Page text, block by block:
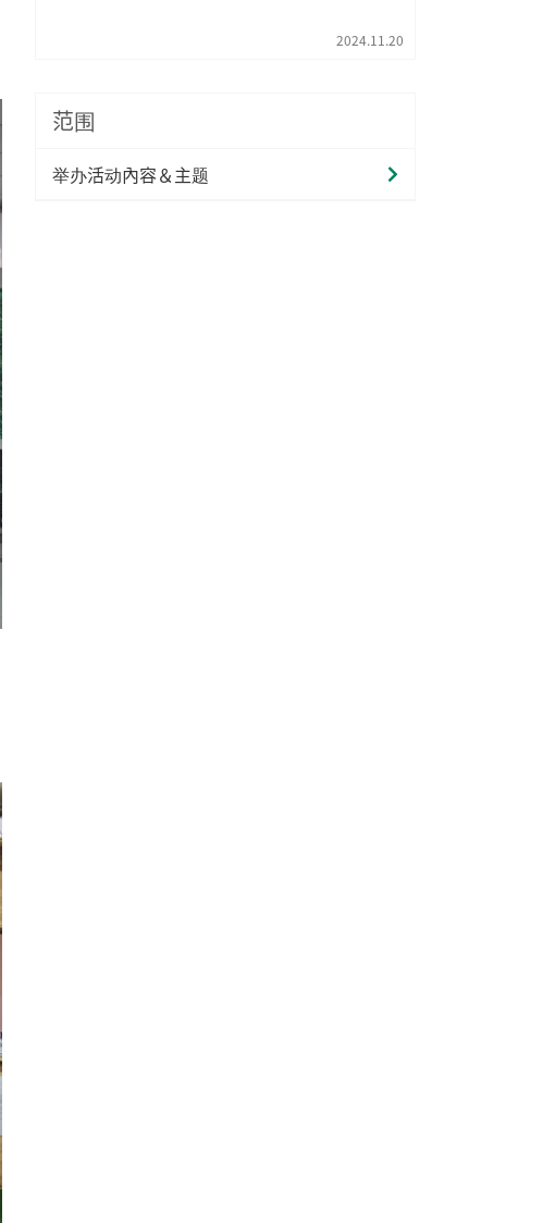
2024.11.20
范围
举办活动內容＆主题